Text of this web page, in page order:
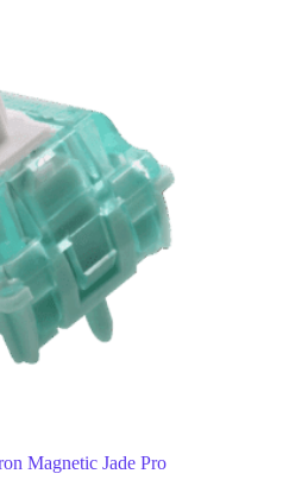
Magnetic Jade Pro